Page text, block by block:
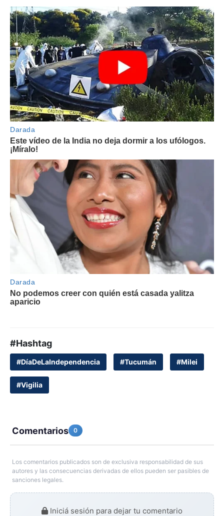
#Hashtag
#DíaDeLaIndependencia #Tucumán #Milei
#Vigilia
Comentarios 0
Los comentarios publicados son de exclusiva responsabilidad de sus
autores y las consecuencias derivadas de ellos pueden ser pasibles de
sanciones legales.
Iniciá sesión para dejar tu comentario